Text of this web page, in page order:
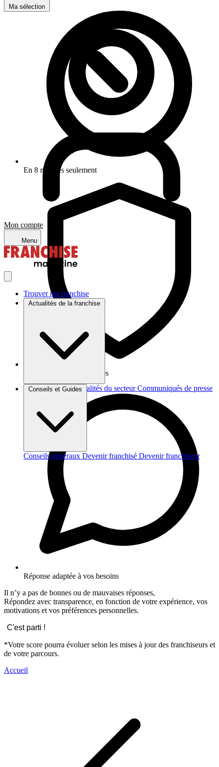
Ma sélection
Mon compte
Menu
Trouver ma franchise
Actualités de la franchise
Brèves et actus Actualités du secteur Communiqués de presse
Conseils et Guides
Conseils généraux Devenir franchisé Devenir franchiseur
En 8 minutes seulement
Vos données sont protégées
Réponse adaptée à vos besoins
Il n’y a pas de bonnes ou de mauvaises réponses,
Répondez avec transparence, en fonction de votre expérience, vos
motivations et vos préférences personnelles.
C'est parti !
*Votre score pourra évoluer selon les mises à jour des franchiseurs et
de votre parcours.
Accueil